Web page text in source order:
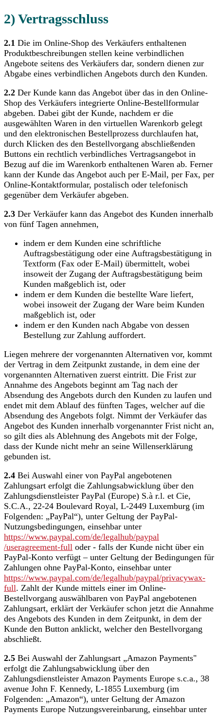
2) Vertragsschluss
2.1 Die im Online-Shop des Verkäufers enthaltenen
Produktbeschreibungen stellen keine verbindlichen
Angebote seitens des Verkäufers dar, sondern dienen zur
Abgabe eines verbindlichen Angebots durch den Kunden.
2.2 Der Kunde kann das Angebot über das in den Online-
Shop des Verkäufers integrierte Online-Bestellformular
abgeben. Dabei gibt der Kunde, nachdem er die
ausgewählten Waren in den virtuellen Warenkorb gelegt
und den elektronischen Bestellprozess durchlaufen hat,
durch Klicken des den Bestellvorgang abschließenden
Buttons ein rechtlich verbindliches Vertragsangebot in
Bezug auf die im Warenkorb enthaltenen Waren ab. Ferner
kann der Kunde das Angebot auch per E-Mail, per Fax, per
Online-Kontaktformular, postalisch oder telefonisch
gegenüber dem Verkäufer abgeben.
2.3 Der Verkäufer kann das Angebot des Kunden innerhalb
von fünf Tagen annehmen,
indem er dem Kunden eine schriftliche
Auftragsbestätigung oder eine Auftragsbestätigung in
Textform (Fax oder E-Mail) übermittelt, wobei
insoweit der Zugang der Auftragsbestätigung beim
Kunden maßgeblich ist, oder
indem er dem Kunden die bestellte Ware liefert,
wobei insoweit der Zugang der Ware beim Kunden
maßgeblich ist, oder
indem er den Kunden nach Abgabe von dessen
Bestellung zur Zahlung auffordert.
Liegen mehrere der vorgenannten Alternativen vor, kommt
der Vertrag in dem Zeitpunkt zustande, in dem eine der
vorgenannten Alternativen zuerst eintritt. Die Frist zur
Annahme des Angebots beginnt am Tag nach der
Absendung des Angebots durch den Kunden zu laufen und
endet mit dem Ablauf des fünften Tages, welcher auf die
Absendung des Angebots folgt. Nimmt der Verkäufer das
Angebot des Kunden innerhalb vorgenannter Frist nicht an,
so gilt dies als Ablehnung des Angebots mit der Folge,
dass der Kunde nicht mehr an seine Willenserklärung
gebunden ist.
2.4 Bei Auswahl einer von PayPal angebotenen
Zahlungsart erfolgt die Zahlungsabwicklung über den
Zahlungsdienstleister PayPal (Europe) S.à r.l. et Cie,
S.C.A., 22-24 Boulevard Royal, L-2449 Luxemburg (im
Folgenden: „PayPal“), unter Geltung der PayPal-
Nutzungsbedingungen, einsehbar unter
https://www.paypal.com/de/legalhub/paypal
/useragreement-full oder - falls der Kunde nicht über ein
PayPal-Konto verfügt – unter Geltung der Bedingungen für
Zahlungen ohne PayPal-Konto, einsehbar unter
https://www.paypal.com/de/legalhub/paypal/privacywax-
full. Zahlt der Kunde mittels einer im Online-
Bestellvorgang auswählbaren von PayPal angebotenen
Zahlungsart, erklärt der Verkäufer schon jetzt die Annahme
des Angebots des Kunden in dem Zeitpunkt, in dem der
Kunde den Button anklickt, welcher den Bestellvorgang
abschließt.
2.5 Bei Auswahl der Zahlungsart „Amazon Payments"
erfolgt die Zahlungsabwicklung über den
Zahlungsdienstleister Amazon Payments Europe s.c.a., 38
avenue John F. Kennedy, L-1855 Luxemburg (im
Folgenden: „Amazon“), unter Geltung der Amazon
Payments Europe Nutzungsvereinbarung, einsehbar unter